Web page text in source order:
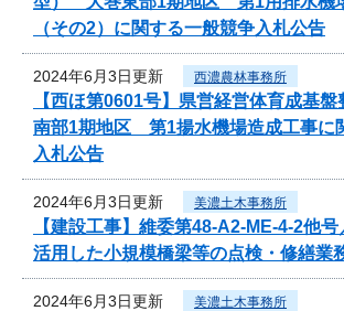
（その2）に関する一般競争入札公告
2024年6月3日更新 西濃農林事務所
【西ほ第0601号】県営経営体育成基
南部1期地区 第1揚水機場造成工事に
入札公告
2024年6月3日更新 美濃土木事務所
【建設工事】維委第48-A2-ME-4-2他
活用した小規模橋梁等の点検・修繕業
2024年6月3日更新 美濃土木事務所